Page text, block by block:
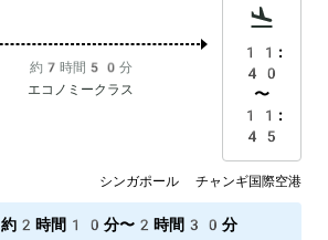
約7時間50分
エコノミークラス
11:
40
〜
11:
45
シンガポール チャンギ国際空港
約2時間10分〜2時間30分